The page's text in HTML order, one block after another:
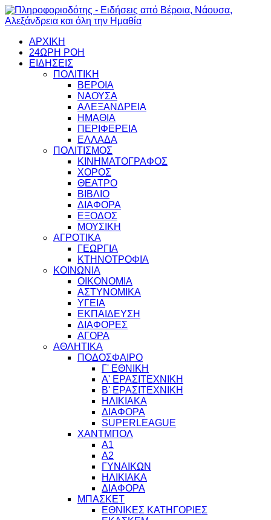
ΑΡΧΙΚΗ
24ΩΡΗ ΡΟΗ
ΕΙΔΗΣΕΙΣ
ΠΟΛΙΤΙΚΗ
ΒΕΡΟΙΑ
ΝΑΟΥΣΑ
ΑΛΕΞΑΝΔΡΕΙΑ
ΗΜΑΘΙΑ
ΠΕΡΙΦΕΡΕΙΑ
ΕΛΛΑΔΑ
ΠΟΛΙΤΙΣΜΟΣ
ΚΙΝΗΜΑΤΟΓΡΑΦΟΣ
ΧΟΡΟΣ
ΘΕΑΤΡΟ
ΒΙΒΛΙΟ
ΔΙΑΦΟΡΑ
ΕΞΟΔΟΣ
ΜΟΥΣΙΚΗ
ΑΓΡΟΤΙΚΑ
ΓΕΩΡΓΙΑ
ΚΤΗΝΟΤΡΟΦΙΑ
ΚΟΙΝΩΝΙΑ
ΟΙΚΟΝΟΜΙΑ
ΑΣΤΥΝΟΜΙΚΑ
ΥΓΕΙΑ
ΕΚΠΑΙΔΕΥΣΗ
ΔΙΑΦΟΡΕΣ
ΑΓΟΡΑ
ΑΘΛΗΤΙΚΑ
ΠΟΔΟΣΦΑΙΡΟ
Γ' ΕΘΝΙΚΗ
Α' ΕΡΑΣΙΤΕΧΝΙΚΗ
Β' ΕΡΑΣΙΤΕΧΝΙΚΗ
ΗΛΙΚΙΑΚΑ
ΔΙΑΦΟΡΑ
SUPERLEAGUE
ΧΑΝΤΜΠΟΛ
Α1
Α2
ΓΥΝΑΙΚΩΝ
ΗΛΙΚΙΑΚΑ
ΔΙΑΦΟΡΑ
ΜΠΑΣΚΕΤ
ΕΘΝΙΚΕΣ ΚΑΤΗΓΟΡΙΕΣ